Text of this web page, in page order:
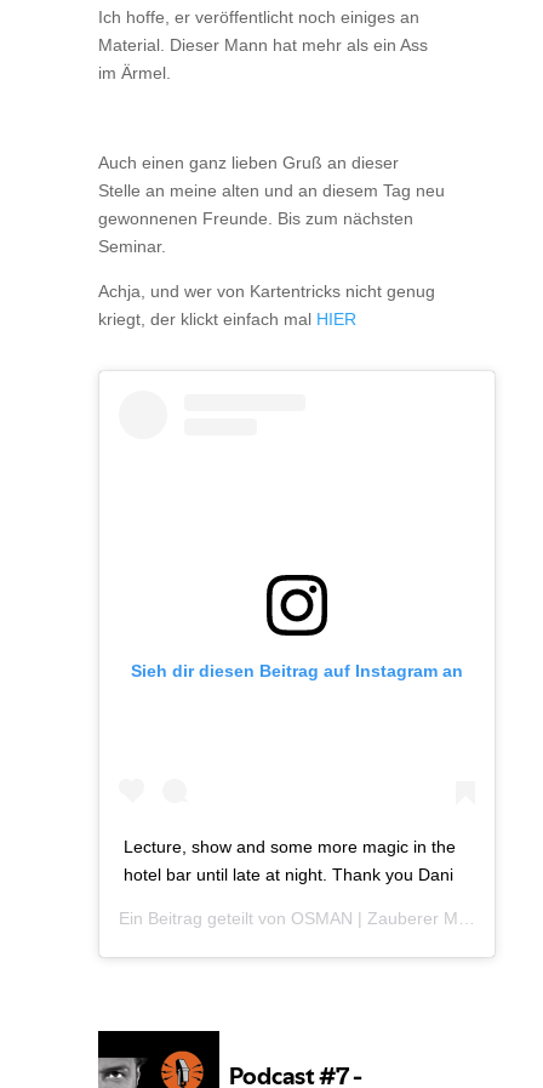
Ich hoffe, er veröffentlicht noch einiges an
Material. Dieser Mann hat mehr als ein Ass
im Ärmel.
Auch einen ganz lieben Gruß an dieser
Stelle an meine alten und an diesem Tag neu
gewonnenen Freunde. Bis zum nächsten
Seminar.
Achja, und wer von Kartentricks nicht genug
kriegt, der klickt einfach mal HIER
Sieh dir diesen Beitrag auf Instagram an
Lecture, show and some more magic in the
hotel bar until late at night. Thank you Dani